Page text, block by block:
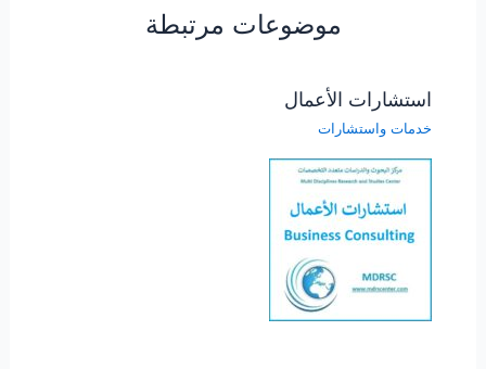
موضوعات مرتبطة
استشارات الأعمال
خدمات واستشارات